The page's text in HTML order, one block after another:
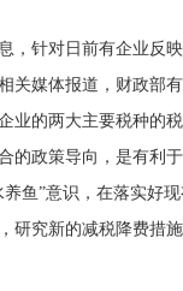
针对日前有企业反映
关媒体报道，财政部
业的两大主要税种的
的政策导向，是有利
鱼”意识，在落实好
研究新的减税降费措